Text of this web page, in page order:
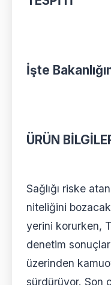
İşte
ÜRÜN
Sağlığı riske
niteliğini
yerini korurken,
denetim
üzerinden
sürdürüyor. Son